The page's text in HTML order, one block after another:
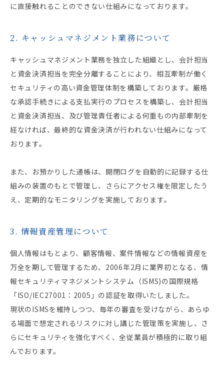
に直接触れることのできない仕組みになっております。
2. キャッシュマネジメント業務について
キャッシュマネジメント業務を独立した組織とし、会計担当
と資金決済担当を完全分離することにより、相互牽制が働く
セキュリティの高い資金管理体制を構築しております。厳格
な承認手続きによる支払実行のプロセスを構築し、会計担当
と資金決済担当、及び管理責任者による何重もの内部牽制を
経なければ、最終的な資金決済が行われない仕組みになって
おります。
また、お預かりした通帳は、開閉ログを自動的に記録する仕
組みの装置のもとで管理し、さらにアクセス権を限定したう
え、定期的なモニタリングを実施しております。
3. 情報資産管理について
個人情報はもとより、顧客情報、案件情報などの情報資産を
万全を期して管理するため、2006年2月に業界初となる、情
報セキュリティマネジメントシステム（ISMS)の国際規格
「ISO/IEC27001：2005」の認証を取得いたしました。
現状のISMSを維持しつつ、毎年の審査を受けながら、あらゆ
る場面で想定されるリスクに対し講じた管理策を実施し、さ
らにセキュリティを強化すべく、全従業員が積極的に取り組
んでおります。